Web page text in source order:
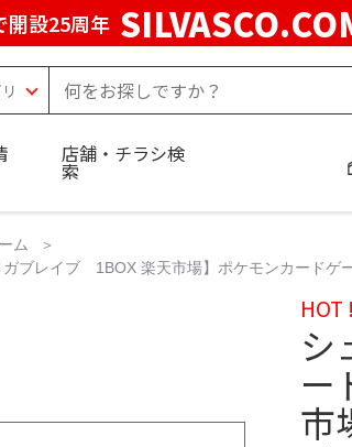
開設25周年
店舗・チラシ検
索
ム
レイブ 1BOX 楽天市場】ポケモンカードゲ
HOT !
シ
ー
市